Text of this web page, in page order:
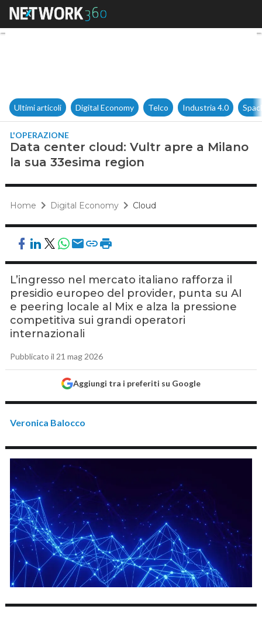
Data center cloud: Vultr apre
Ultimi articoli Digital Economy Telco Industria 4.0
L'OPERAZIONE
Data center cloud: Vultr apre a Milano
la sua 33esima region
Home Digital Economy Cloud
L’ingresso nel mercato italiano rafforza il
presidio europeo del provider, punta su AI
e peering locale al Mix e alza la pressione
competitiva sui grandi operatori
internazionali
Pubblicato il 21 mag 2026
Aggiungi tra i preferiti su Google
Veronica Balocco